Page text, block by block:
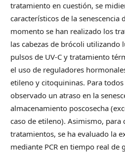
tratamiento en cuestión, se
característicos de la senescencia
momento se han realizado los
las cabezas de brócoli utilizando
pulsos de UV-C y tratamiento
el uso de reguladores
etileno y citoquininas. Para
observado un atraso en la
almacenamiento poscosecha
caso de etileno). Asimismo, para
tratamientos, se ha evaluado la
mediante PCR en tiempo real de